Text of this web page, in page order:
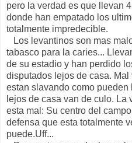
pero la verdad es que llevan
donde han empatado los
totalmente impredecible.
Los levantinos son mas
tabasco para la caries...
de su estadio y han perdido
disputados lejos de casa.
estan slavando como
lejos de casa van de culo. La
esta mal: Su centro del
defensa que esta totalmente
puede.Uff...